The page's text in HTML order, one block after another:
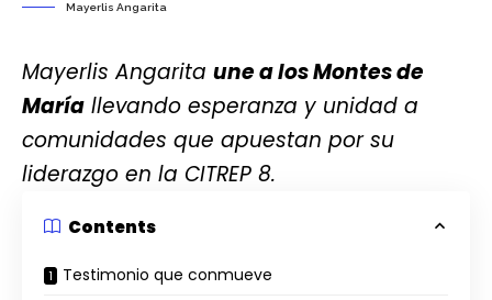
Mayerlis Angarita
Mayerlis Angarita une a los Montes de
María llevando esperanza y unidad a
comunidades que apuestan por su
liderazgo en la CITREP 8.
Contents
Testimonio que conmueve